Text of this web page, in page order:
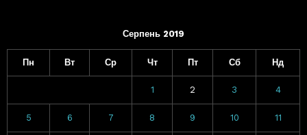
Серпень 2019
Пн Вт Ср Чт Пт Сб Нд
1 2 3 4
5 6 7 8 9 10 11